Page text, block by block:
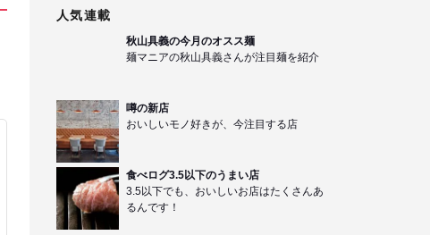
人気連載
秋山具義の今月のオスス麺
麺マニアの秋山具義さんが注目麺を紹介
噂の新店
おいしいモノ好きが、今注目する店
食べログ3.5以下のうまい店
3.5以下でも、おいしいお店はたくさんあ
るんです！